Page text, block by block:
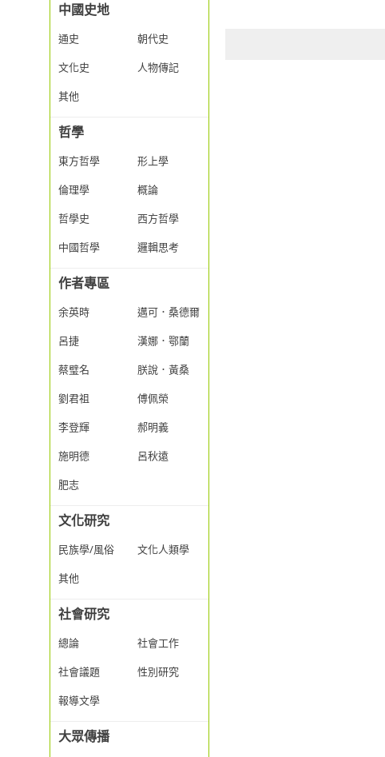
中國史地
通史
朝代史
文化史
人物傳記
其他
哲學
東方哲學
形上學
倫理學
概論
哲學史
西方哲學
中國哲學
邏輯思考
作者專區
余英時
邁可．桑德爾
呂捷
漢娜．鄂蘭
蔡璧名
朕說．黃桑
劉君祖
傅佩榮
李登輝
郝明義
施明德
呂秋遠
肥志
文化研究
民族學/風俗
文化人類學
其他
社會研究
總論
社會工作
社會議題
性別研究
報導文學
大眾傳播